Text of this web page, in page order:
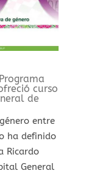
curso
de
entre
ha definido
Ricardo
General